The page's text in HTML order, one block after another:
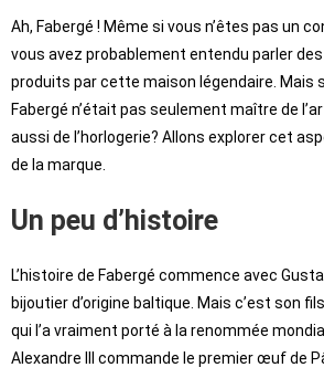
Ah, Fabergé ! Même si vous n’êtes pas un
vous avez probablement entendu parler
produits par cette maison légendaire. Mais
Fabergé n’était pas seulement maître de
aussi de l’horlogerie? Allons explorer cet
de la marque.
Un peu d’histoire
L’histoire de Fabergé commence avec
bijoutier d’origine baltique. Mais c’est son
qui l’a vraiment porté à la renommée
Alexandre III commande le premier œuf de